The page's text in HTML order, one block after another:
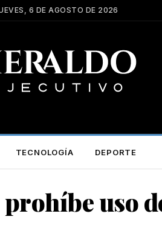
6 DE AGOSTO DE 2026
TECNOLOGÍA DEPORTE
uso